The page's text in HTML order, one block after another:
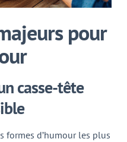
pour
casse-tête
formes d’humour les plus